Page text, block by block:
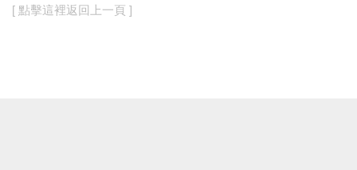
[ 點擊這裡返回上一頁 ]